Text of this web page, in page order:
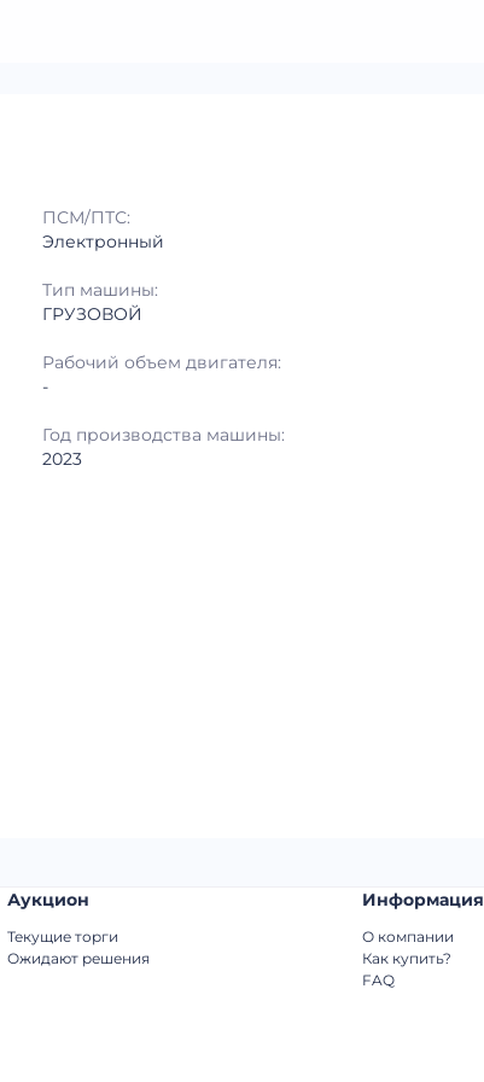
ПСМ/ПТС:
Электронный
Тип машины:
ГРУЗОВОЙ
Рабочий объем двигателя:
-
Год производства машины:
2023
Аукцион
Текущие торги
Ожидают решения
Информация
О компании
Как купить?
FAQ